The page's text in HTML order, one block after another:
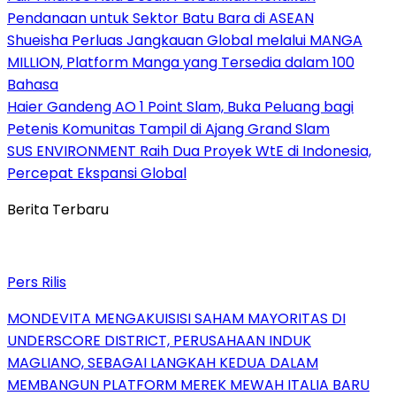
Pendanaan untuk Sektor Batu Bara di ASEAN
Shueisha Perluas Jangkauan Global melalui MANGA
MILLION, Platform Manga yang Tersedia dalam 100
Bahasa
Haier Gandeng AO 1 Point Slam, Buka Peluang bagi
Petenis Komunitas Tampil di Ajang Grand Slam
SUS ENVIRONMENT Raih Dua Proyek WtE di Indonesia,
Percepat Ekspansi Global
Berita Terbaru
Pers Rilis
MONDEVITA MENGAKUISISI SAHAM MAYORITAS DI
UNDERSCORE DISTRICT, PERUSAHAAN INDUK
MAGLIANO, SEBAGAI LANGKAH KEDUA DALAM
MEMBANGUN PLATFORM MEREK MEWAH ITALIA BARU